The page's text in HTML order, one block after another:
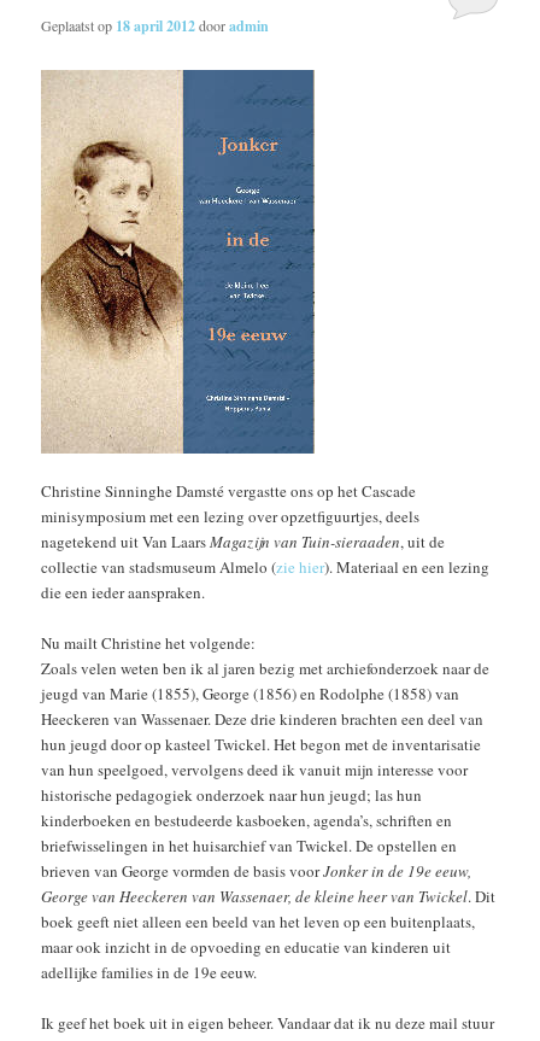
Geplaatst op 18 april 2012dooradmin
Christine Sinninghe Damsté vergastte ons op het Cascade
minisymposium met een lezing over opzetfiguurtjes, deels
nagetekend uit Van LaarsMagazijn van Tuin-sieraaden, uit de
collectie van stadsmuseum Almelo (zie hier). Materiaal en een lezing
die een ieder aanspraken.
Nu mailt Christine het volgende:
Zoals velen weten ben ik al jaren bezig met archiefonderzoek naar de
jeugd van Marie (1855), George (1856) en Rodolphe (1858) van
Heeckeren van Wassenaer. Deze drie kinderen brachten een deel van
hun jeugd door op kasteel Twickel. Het begon met de inventarisatie
van hun speelgoed, vervolgens deed ik vanuit mijn interesse voor
historische pedagogiek onderzoek naar hun jeugd; las hun
kinderboeken en bestudeerde kasboeken, agenda’s, schriften en
briefwisselingen in het huisarchief van Twickel. De opstellen en
brieven van George vormden de basis voorJonker in de 19e eeuw,
George van Heeckeren van Wassenaer, de kleine heer van Twickel. Dit
boek geeft niet alleen een beeld van het leven op een buitenplaats,
maar ook inzicht in de opvoeding en educatie van kinderen uit
adellijke families in de 19e eeuw.
Ik geef het boek uit in eigen beheer. Vandaar dat ik nu deze mail stuur